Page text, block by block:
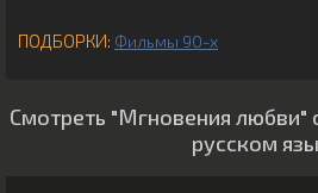
ПОДБОРКИ: Фильмы 90-х
Смотреть "Мгновения любви"
русском